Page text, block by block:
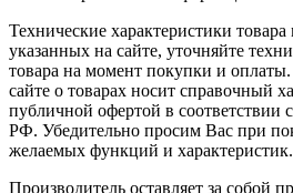
Технические характеристики товара
указанных на сайте, уточняйте
товара на момент покупки и
сайте о товарах носит справочный
публичной офертой в соответствии
РФ. Убедительно просим Вас при
желаемых функций и характеристик.
Производитель оставляет за собой